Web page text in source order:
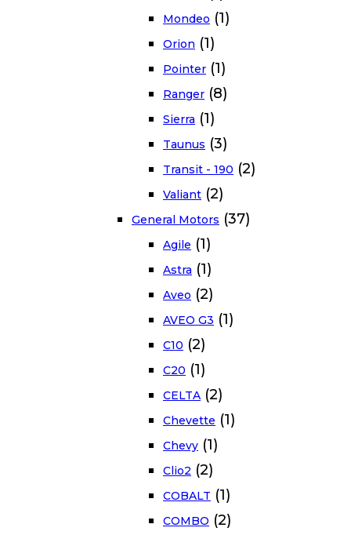
Mondeo (1)
Orion (1)
Pointer (1)
Ranger (8)
Sierra (1)
Taunus (3)
Transit - 190 (2)
Valiant (2)
General Motors (37)
Agile (1)
Astra (1)
Aveo (2)
AVEO G3 (1)
C10 (2)
C20 (1)
CELTA (2)
Chevette (1)
Chevy (1)
Clio2 (2)
COBALT (1)
COMBO (2)